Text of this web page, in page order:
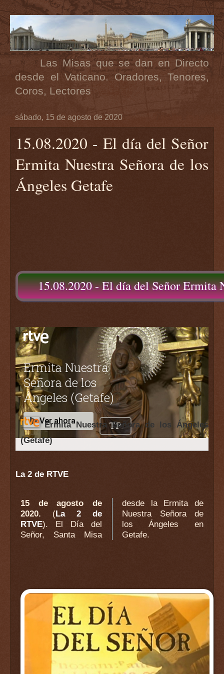
Las Misas que se dan en Directo
desde el Vaticano. Oradores, Tenores,
Coros, Lectores
sábado, 15 de agosto de 2020
15.08.2020 - El día del Señor
Ermita Nuestra Señora de los
Ángeles Getafe
15.08.2020 - El día del Señor Ermita
Ermita Nuestra Señora de los Ángeles
(Getafe)
La 2 de RTVE
15 de agosto de
2020. (La 2 de
RTVE). El Día del
Señor, Santa Misa
desde la Ermita de
Nuestra Señora de
los Ángeles en
Getafe.